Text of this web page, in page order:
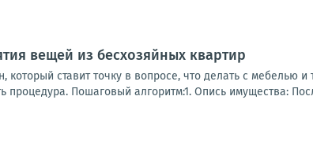
вещей из бесхозяйных квартир
ставит точку в вопросе, что делать с мебелью
процедура. Пошаговый алгоритм:1. Опись имущества: